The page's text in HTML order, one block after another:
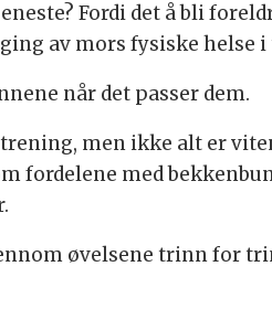
Fordi det å bli
av mors fysiske helse
når det passer dem.
men ikke alt er
fordelene med
øvelsene trinn for